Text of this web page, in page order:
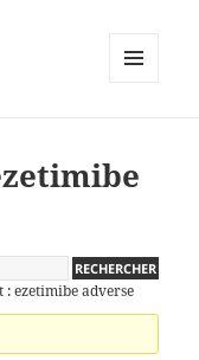
: ezetimibe adverse